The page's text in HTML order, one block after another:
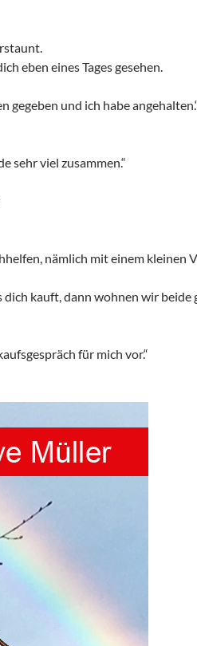
eben eines Tages gesehen.
gegeben und ich habe
sehr viel zusammen.“
nämlich mit einem kleinen
kauft, dann wohnen wir beide
für mich vor.“